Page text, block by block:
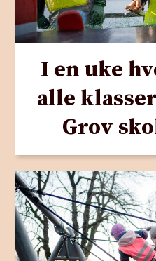
I en uke
alle
Grov